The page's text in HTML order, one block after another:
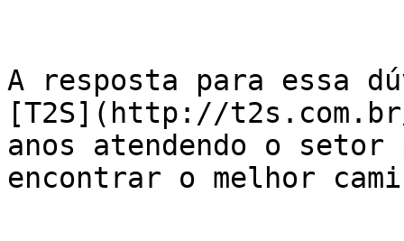
A resposta para essa
[T2S](http://
anos atendendo o
encontrar o melhor